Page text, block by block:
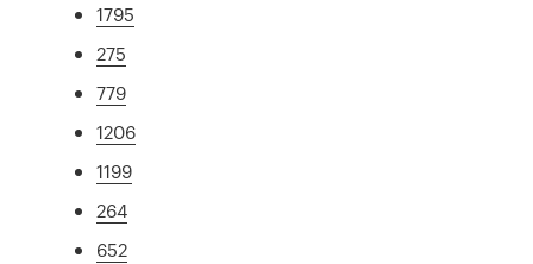
1795
275
779
1206
1199
264
652